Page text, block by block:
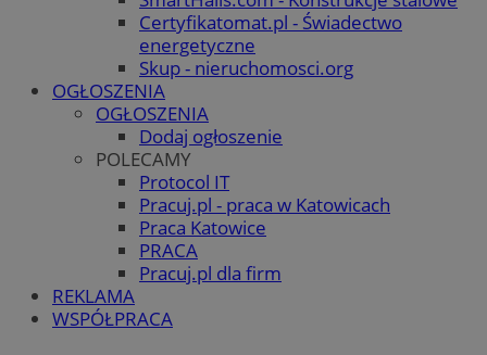
Certyfikatomat.pl - Świadectwo
energetyczne
Skup - nieruchomosci.org
OGŁOSZENIA
OGŁOSZENIA
Dodaj ogłoszenie
POLECAMY
Protocol IT
Pracuj.pl - praca w Katowicach
Praca Katowice
PRACA
Pracuj.pl dla firm
REKLAMA
WSPÓŁPRACA